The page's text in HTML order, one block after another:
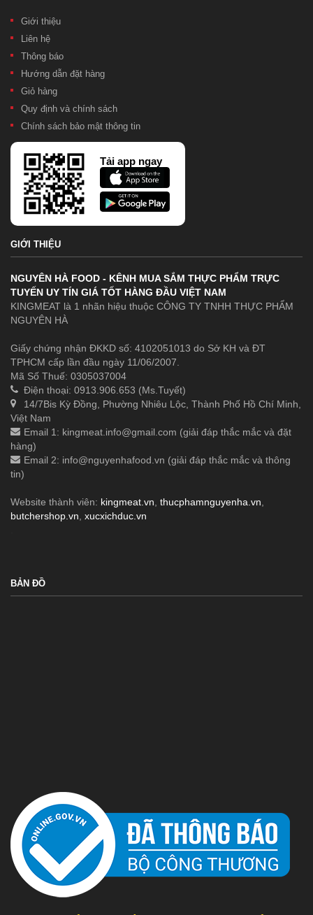
Giới thiệu
Liên hệ
Thông báo
Hướng dẫn đặt hàng
Giỏ hàng
Quy định và chính sách
Chính sách bảo mật thông tin
Tải app ngay
GIỚI THIỆU
NGUYÊN HÀ FOOD - KÊNH MUA SẮM THỰC PHẨM TRỰC
TUYẾN UY TÍN GIÁ TỐT HÀNG ĐẦU VIỆT NAM
KINGMEAT là 1 nhãn hiệu thuộc CÔNG TY TNHH THỰC PHẨM
NGUYÊN HÀ
Giấy chứng nhận ĐKKD số: 4102051013 do Sở KH và ĐT
TPHCM cấp lần đầu ngày 11/06/2007.
Mã Số Thuế: 0305037004
Điện thoại: 0913.906.653 (Ms.Tuyết)
14/7Bis Kỳ Đồng, Phường Nhiêu Lộc, Thành Phố Hồ Chí Minh,
Việt Nam
Email 1: kingmeat.info@gmail.com (giải đáp thắc mắc và đặt
hàng)
Email 2: info@nguyenhafood.vn (giải đáp thắc mắc và thông
tin)
Website thành viên: kingmeat.vn thucphamnguyenha.vn
butchershop.vn xucxichduc.vn
BẢN ĐỒ